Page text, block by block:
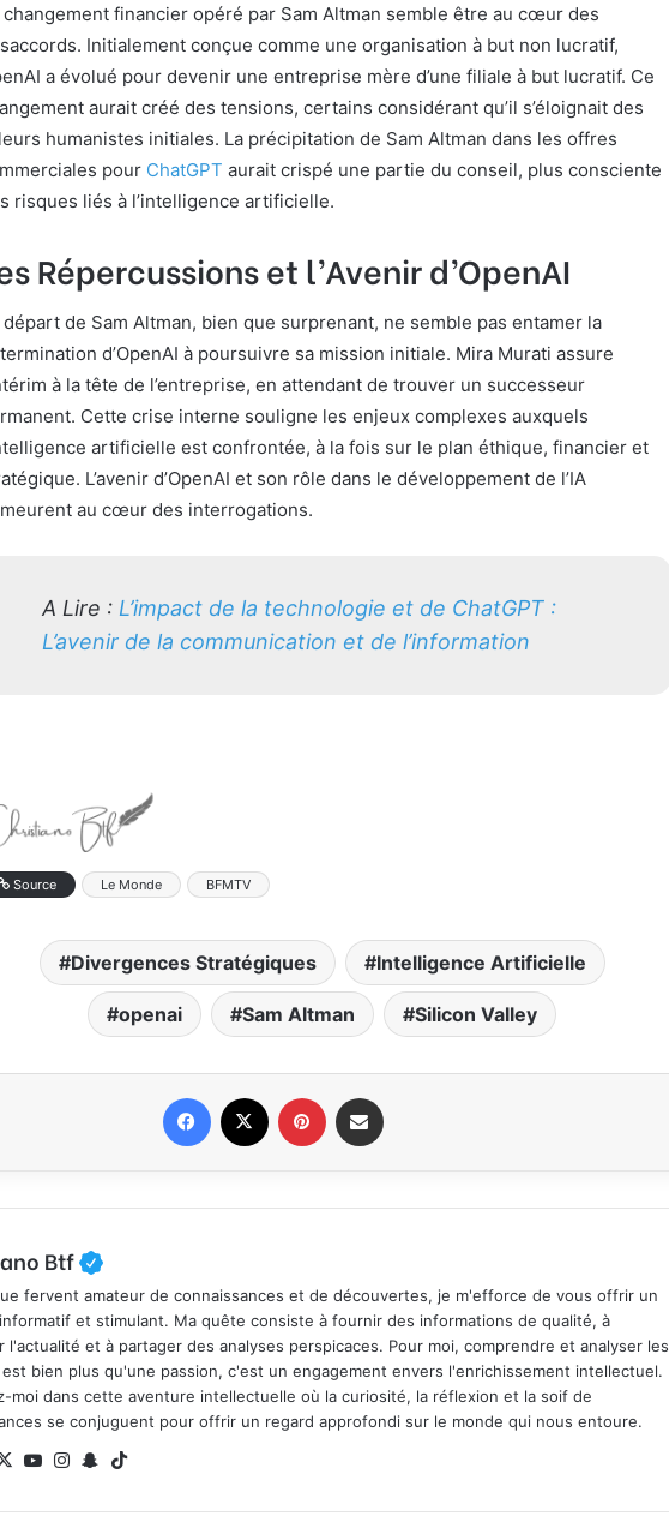
changement financier opéré par Sam Altman semble être au cœur des
Initialement conçue comme une organisation à but non lucratif,
a évolué pour devenir une entreprise mère d’une filiale à but lucratif. Ce
aurait créé des tensions, certains considérant qu’il s’éloignait des
humanistes initiales. La précipitation de Sam Altman dans les offres
pour ChatGPT aurait crispé une partie du conseil, plus consciente
risques liés à l’intelligence artificielle.
Répercussions et l’Avenir d’OpenAI
départ de Sam Altman, bien que surprenant, ne semble pas entamer la
d’OpenAI à poursuivre sa mission initiale. Mira Murati assure
à la tête de l’entreprise, en attendant de trouver un successeur
Cette crise interne souligne les enjeux complexes auxquels
artificielle est confrontée, à la fois sur le plan éthique, financier et
L’avenir d’OpenAI et son rôle dans le développement de l’IA
au cœur des interrogations.
A Lire : L’impact de la technologie et de ChatGPT :
L’avenir de la communication et de l’information
Source Le Monde BFMTV
Divergences Stratégiques Intelligence Artificielle
openai Sam Altman Silicon Valley
Btf
fervent amateur de connaissances et de découvertes, je m'efforce de vous offrir un
et stimulant. Ma quête consiste à fournir des informations de qualité, à
l'actualité et à partager des analyses perspicaces. Pour moi, comprendre et analyser les
bien plus qu'une passion, c'est un engagement envers l'enrichissement intellectuel.
moi dans cette aventure intellectuelle où la curiosité, la réflexion et la soif de
se conjuguent pour offrir un regard approfondi sur le monde qui nous entoure.
X
Yo
ub
Ins
ra
Sn
ch
k